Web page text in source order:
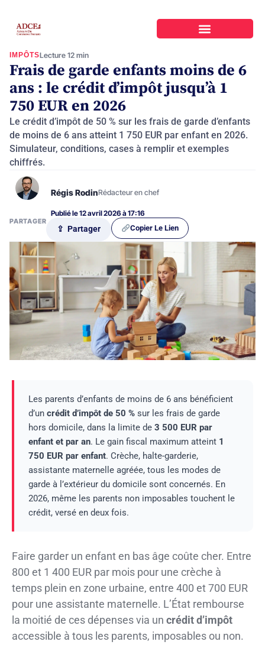
IMPÔTSLecture 12 min
Frais de garde enfants moins de 6
ans : le crédit d’impôt jusqu’à 1
750 EUR en 2026
Le crédit d’impôt de 50 % sur les frais de garde d’enfants
de moins de 6 ans atteint 1 750 EUR par enfant en 2026.
Simulateur, conditions, cases à remplir et exemples
chiffrés.
Régis RodinRédacteur en chef
Publié le 12 avril 2026 à 17:16
PARTAGER
⇪ Partager Copier Le Lien
Les parents d’enfants de moins de 6 ans bénéficient
d’un crédit d’impôt de 50 % sur les frais de garde
hors domicile, dans la limite de 3 500 EUR par
enfant et par an. Le gain fiscal maximum atteint 1
750 EUR par enfant. Crèche, halte-garderie,
assistante maternelle agréée, tous les modes de
garde à l’extérieur du domicile sont concernés. En
2026, même les parents non imposables touchent le
crédit, versé en deux fois.
Faire garder un enfant en bas âge coûte cher. Entre
800 et 1 400 EUR par mois pour une crèche à
temps plein en zone urbaine, entre 400 et 700 EUR
pour une assistante maternelle. L’État rembourse
la moitié de ces dépenses via un crédit d’impôt
accessible à tous les parents, imposables ou non.